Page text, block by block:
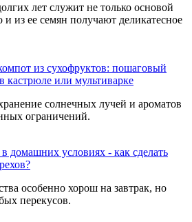
лет служит не только основой
из ее семян получают деликатесное
из сухофруктов: пошаговый
кастрюле или мультиварке
солнечных лучей и ароматов
ограничений.
домашних условиях - как сделать
особенно хорош на завтрак, но
перекусов.